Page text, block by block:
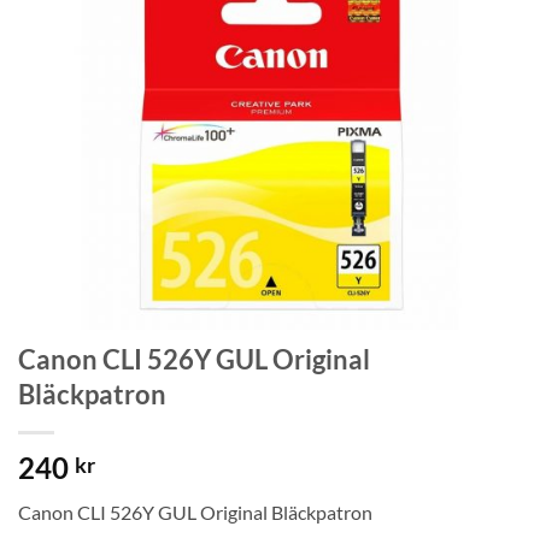
Canon CLI 526Y GUL Original
Bläckpatron
240 kr
Canon CLI 526Y GUL Original Bläckpatron